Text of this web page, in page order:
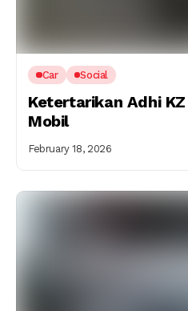
Car Social
Ketertarikan Adhi
Mobil
February 18, 2026